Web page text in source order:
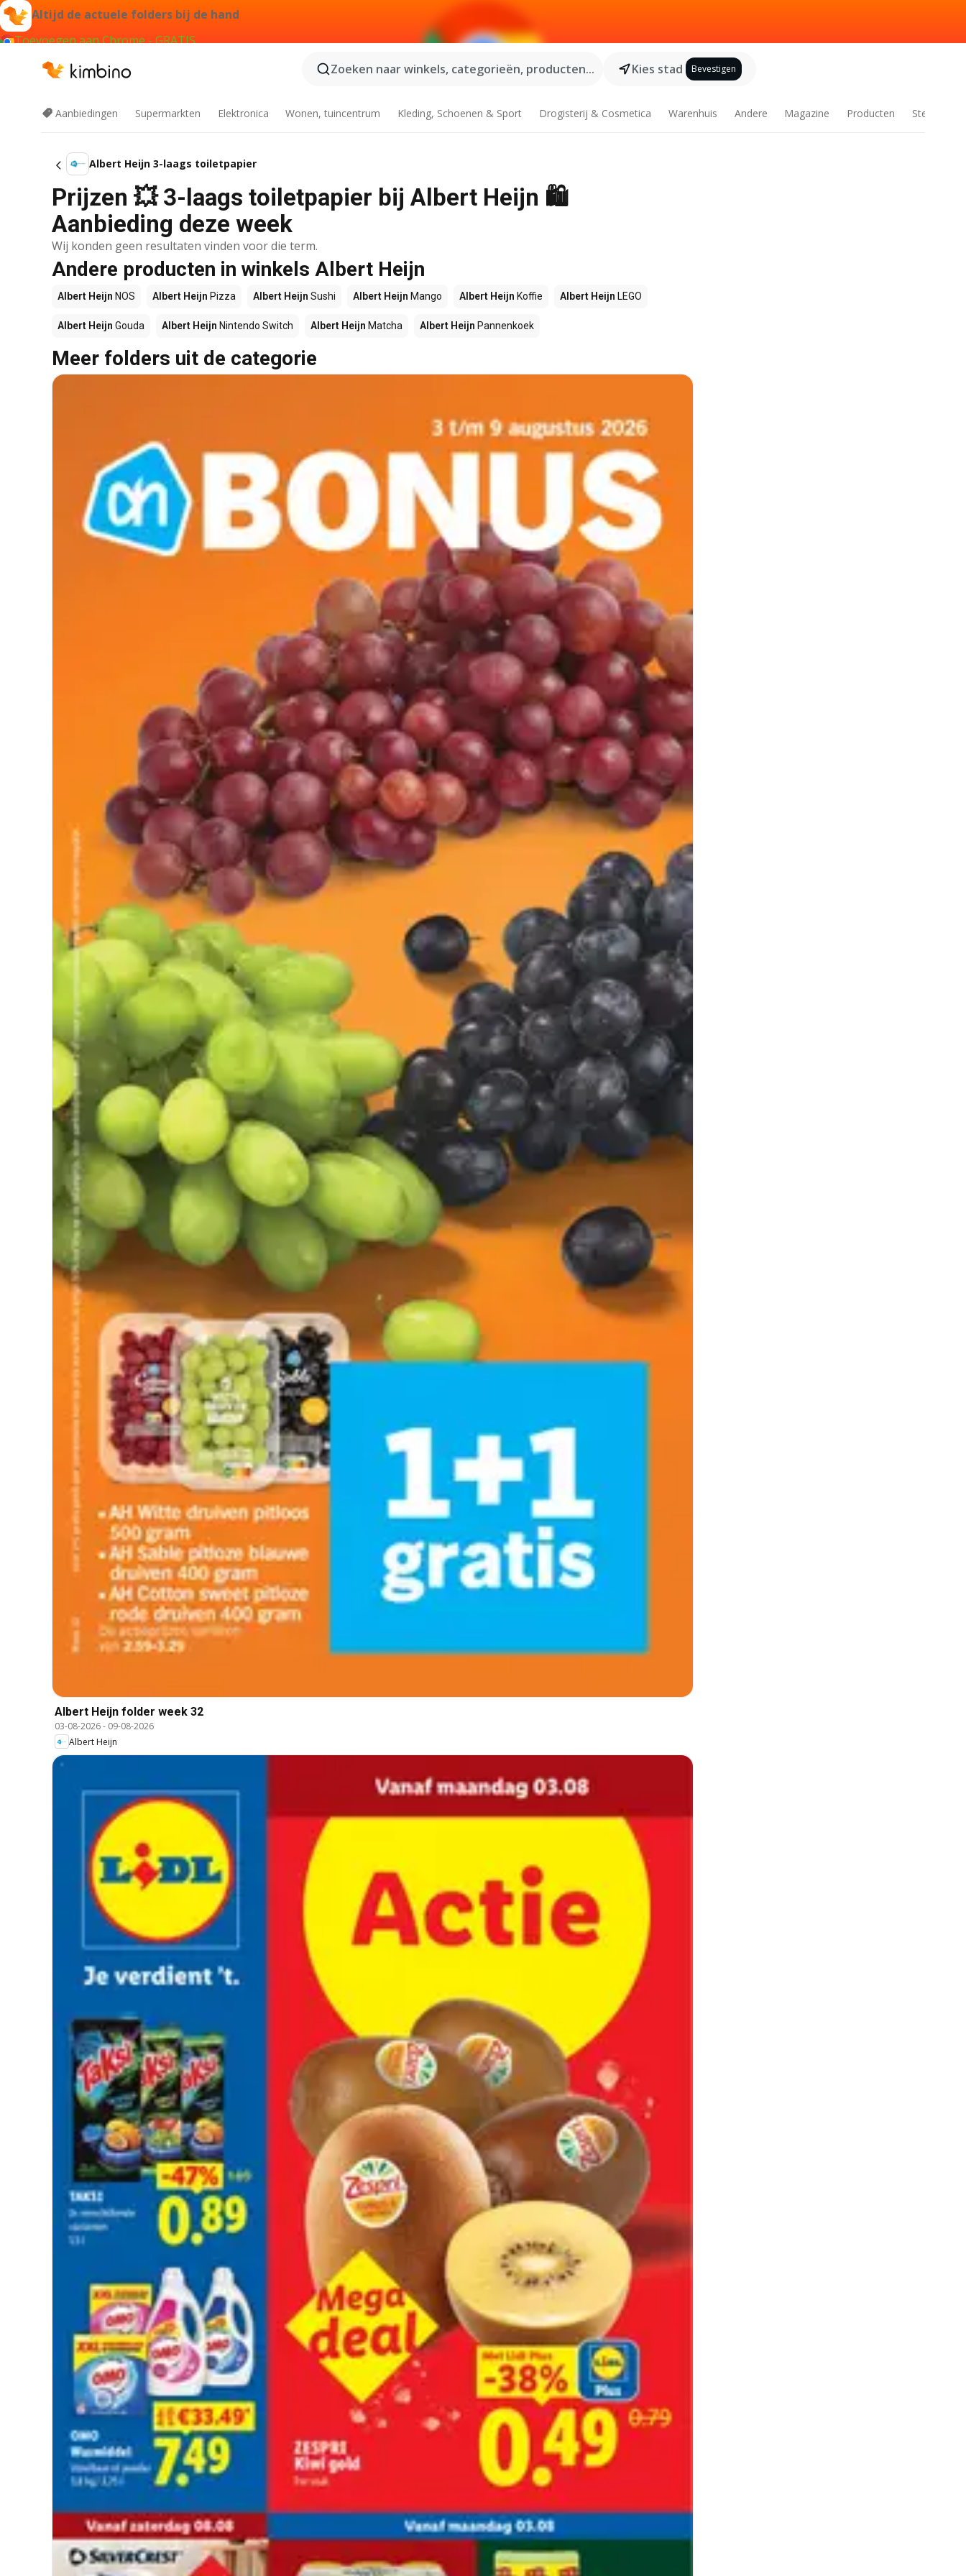
Altijd de actuele folders bij de hand
Toevoegen aan Chrome - GRATIS
Zoeken naar winkels, categorieën, producten...
Kies stad Bevestigen
Aanbiedingen Supermarkten Elektronica Wonen, tuincentrum Kleding, Schoenen & Sport Drogisterij & Cosmetica Warenhuis Andere Magazine Producten Steden
Albert Heijn 3-laags toiletpapier
Prijzen 💥 3-laags toiletpapier bij Albert Heijn 🛍️
Aanbieding deze week
Wij konden geen resultaten vinden voor die term.
Andere producten in winkels Albert Heijn
Albert Heijn NOS Albert Heijn Pizza Albert Heijn Sushi Albert Heijn Mango Albert Heijn Koffie Albert Heijn LEGO
Albert Heijn Gouda Albert Heijn Nintendo Switch Albert Heijn Matcha Albert Heijn Pannenkoek
Meer folders uit de categorie
Albert Heijn folder week 32
03-08-2026- 09-08-2026
Albert Heijn